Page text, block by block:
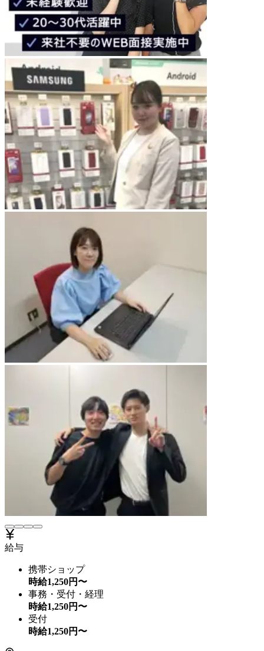
給与
携帯ショップ
時給1,250円〜
事務・受付・経理
時給1,250円〜
受付
時給1,250円〜